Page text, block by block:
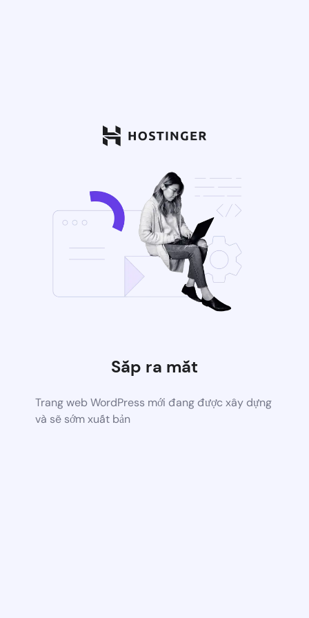
Sắp ra mắt
Trang web WordPress mới đang được xây dựng
và sẽ sớm xuất bản